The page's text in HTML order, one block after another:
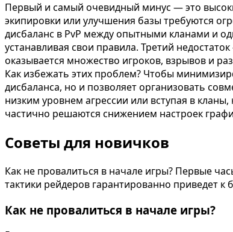
Первый и самый очевидный минус — это
экипировки или улучшения базы требуются
дисбаланс в PvP между опытными кланами и
устанавливая свои правила. Третий
оказывается множество игроков, взрывов и
Как избежать этих проблем? Чтобы
дисбаланса, но и позволяет организовать
низким уровнем агрессии или вступая в
частично решаются снижением настроек
Советы для новичков
Как не провалиться в начале игры? Первые
тактики рейдеров гарантированно приведет
Как не провалиться в начале игры?